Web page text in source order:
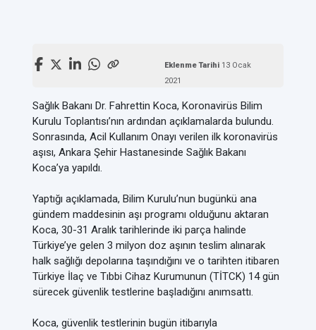
Eklenme Tarihi 13 Ocak
2021
Sağlık Bakanı Dr. Fahrettin Koca, Koronavirüs Bilim
Kurulu Toplantısı’nın ardından açıklamalarda bulundu.
Sonrasında, Acil Kullanım Onayı verilen ilk koronavirüs
aşısı, Ankara Şehir Hastanesinde Sağlık Bakanı
Koca’ya yapıldı.
Yaptığı açıklamada, Bilim Kurulu’nun bugünkü ana
gündem maddesinin aşı programı olduğunu aktaran
Koca, 30-31 Aralık tarihlerinde iki parça halinde
Türkiye’ye gelen 3 milyon doz aşının teslim alınarak
halk sağlığı depolarına taşındığını ve o tarihten itibaren
Türkiye İlaç ve Tıbbi Cihaz Kurumunun (TİTCK) 14 gün
sürecek güvenlik testlerine başladığını anımsattı.
Koca, güvenlik testlerinin bugün itibarıyla